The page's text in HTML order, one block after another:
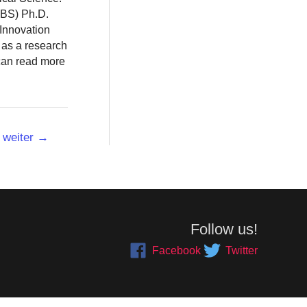
Ph.D.
a research
read more
weiter →
Follow us!
Facebook Twitter